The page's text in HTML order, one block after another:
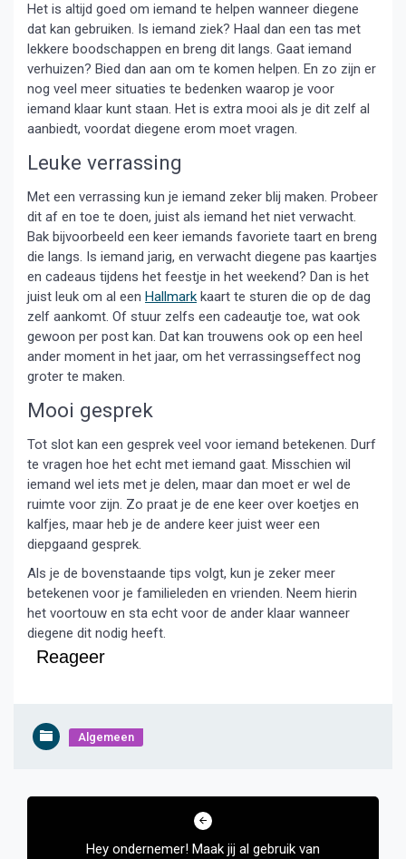
Het is altijd goed om iemand te helpen wanneer diegene
dat kan gebruiken. Is iemand ziek? Haal dan een tas met
lekkere boodschappen en breng dit langs. Gaat iemand
verhuizen? Bied dan aan om te komen helpen. En zo zijn er
nog veel meer situaties te bedenken waarop je voor
iemand klaar kunt staan. Het is extra mooi als je dit zelf al
aanbiedt, voordat diegene erom moet vragen.
Leuke verrassing
Met een verrassing kun je iemand zeker blij maken. Probeer
dit af en toe te doen, juist als iemand het niet verwacht.
Bak bijvoorbeeld een keer iemands favoriete taart en breng
die langs. Is iemand jarig, en verwacht diegene pas kaartjes
en cadeaus tijdens het feestje in het weekend? Dan is het
juist leuk om al een Hallmark kaart te sturen die op de dag
zelf aankomt. Of stuur zelfs een cadeautje toe, wat ook
gewoon per post kan. Dat kan trouwens ook op een heel
ander moment in het jaar, om het verrassingseffect nog
groter te maken.
Mooi gesprek
Tot slot kan een gesprek veel voor iemand betekenen. Durf
te vragen hoe het echt met iemand gaat. Misschien wil
iemand wel iets met je delen, maar dan moet er wel de
ruimte voor zijn. Zo praat je de ene keer over koetjes en
kalfjes, maar heb je de andere keer juist weer een
diepgaand gesprek.
Als je de bovenstaande tips volgt, kun je zeker meer
betekenen voor je familieleden en vrienden. Neem hierin
het voortouw en sta echt voor de ander klaar wanneer
diegene dit nodig heeft.
Reageer
Algemeen
Bericht
Hey ondernemer! Maak jij al gebruik van